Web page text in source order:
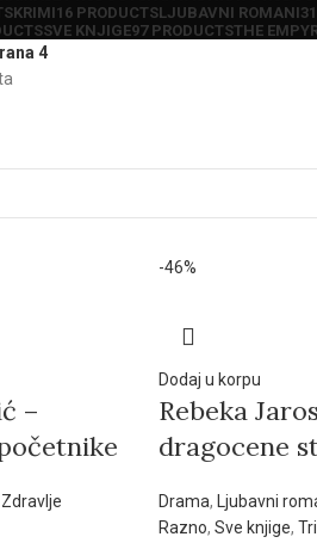
KRIMI16 PRODUCTSLJUBAVNI ROMANI
SVE KNJIGE97 PRODUCTSTHE
4
–
Zdravlje
-46%
Dodaj u korpu
Rebeka
dragocene
Drama, Ljubavni
Razno, Sve knjige,